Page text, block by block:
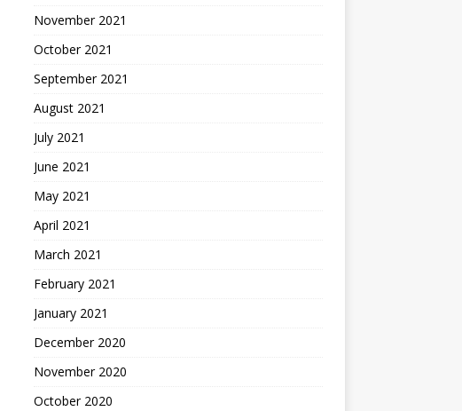
November 2021
October 2021
September 2021
August 2021
July 2021
June 2021
May 2021
April 2021
March 2021
February 2021
January 2021
December 2020
November 2020
October 2020